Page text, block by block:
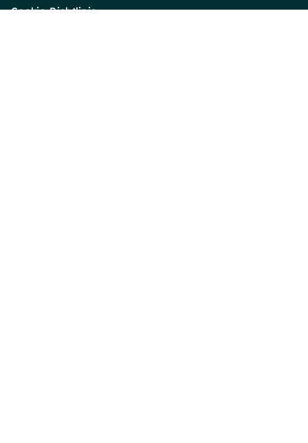
Cookie-Richtlinie